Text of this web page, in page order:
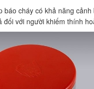
báo cháy có khả năng
đối với người khiếm thính